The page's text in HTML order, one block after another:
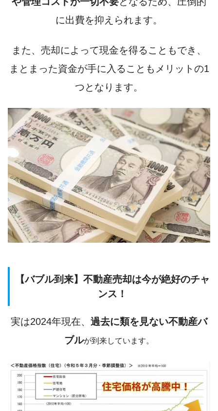
に出費を抑えられます。
また、売却によって現金を得ることもでき、
まとまった資金が手に入ることもメリットの1
つとなります。
【バブル到来】不動産売却は今が絶好のチャ
ンス！
実は2024年現在、 過去に類を見ない不動産バ
ブルが到来しています。